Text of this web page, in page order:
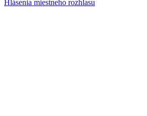
Hlásenia miestneho rozhlasu